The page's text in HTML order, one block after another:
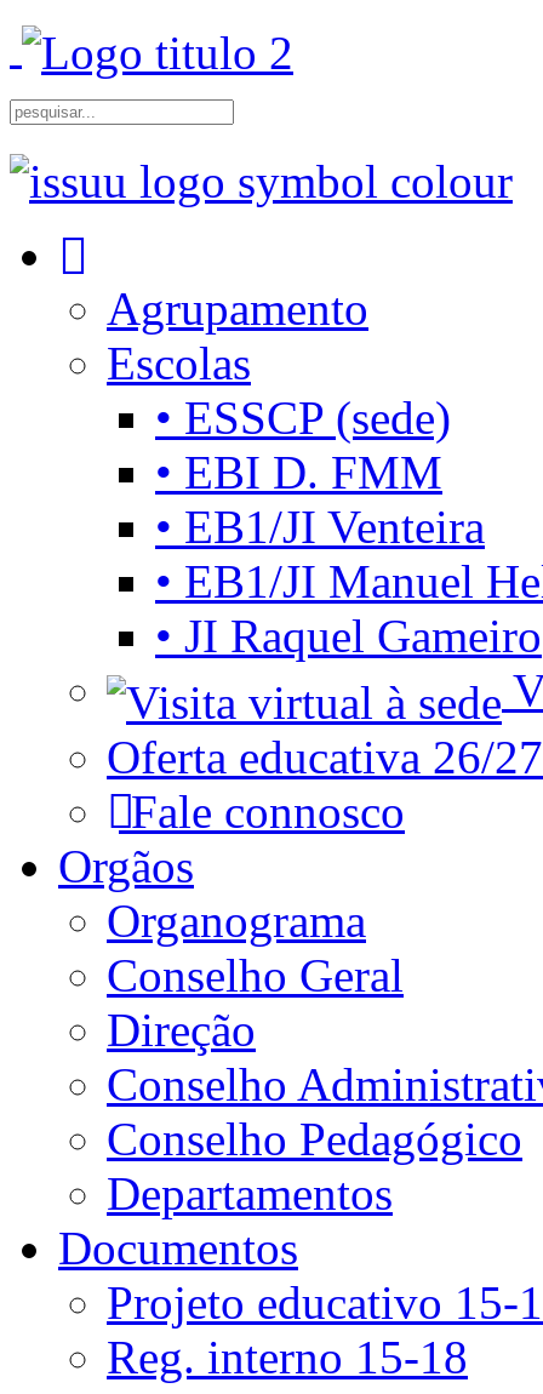
Agrupamento
Escolas
• ESSCP (sede)
• EBI D. FMM
• EB1/JI Venteira
• EB1/JI Manuel
• JI Raquel Gameiro
Oferta educativa 26/27
Fale connosco
Orgãos
Organograma
Conselho Geral
Direção
Conselho
Conselho Pedagógico
Departamentos
Documentos
Projeto educativo 15-
Reg. interno 15-18